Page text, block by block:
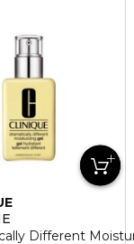
Different